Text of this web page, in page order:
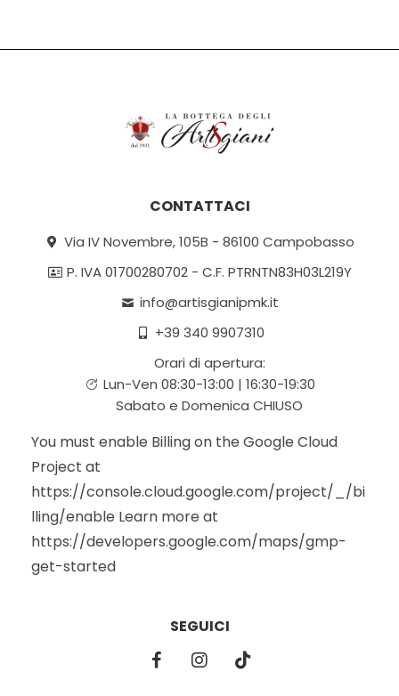
CONTATTACI
Via IV Novembre, 105B - 86100 Campobasso
P. IVA 01700280702 - C.F. PTRNTN83H03L219Y
info@artisgianipmk.it
+39 340 9907310
Orari di apertura:
Lun-Ven 08:30-13:00 | 16:30-19:30
Sabato e Domenica CHIUSO
You must enable Billing on the Google Cloud
Project at
https://console.cloud.google.com/project/_/bi
lling/enable Learn more at
https://developers.google.com/maps/gmp-
get-started
SEGUICI